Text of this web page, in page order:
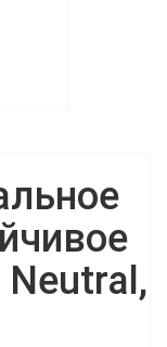
Neutral,